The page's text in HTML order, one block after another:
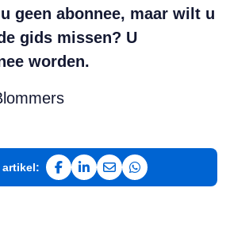
geen abonnee, maar wilt u
gids missen? U
worden.
artikel:
Deel op Facebook
Deel op LinkedIn
Deel via e-mail
Deel via